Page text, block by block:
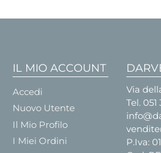
IL MIO ACCOUNT
Accedi
Nuovo Utente
Il Mio Profilo
I Miei Ordini
Via
Tel. 051
P.Iva: